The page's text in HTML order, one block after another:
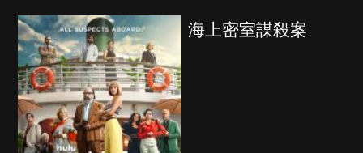
海上密室謀殺案